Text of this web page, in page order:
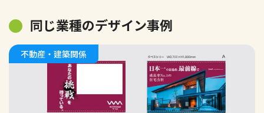
同じ業種のデザイン事例
不動産・建築関係